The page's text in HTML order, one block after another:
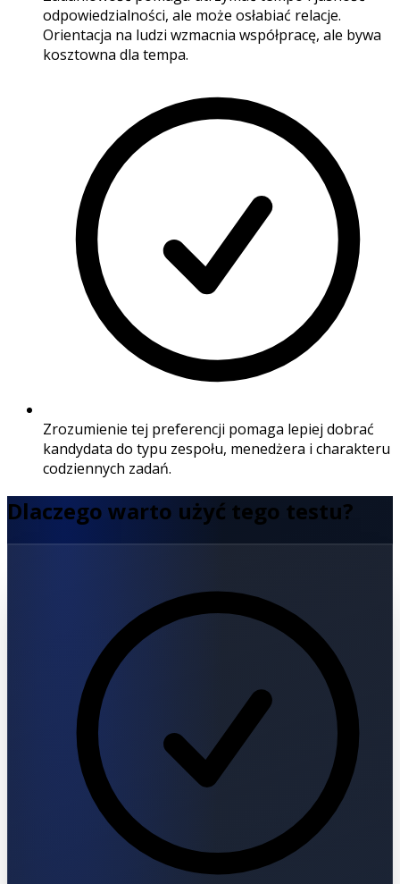
odpowiedzialności, ale może osłabiać relacje.
Orientacja na ludzi wzmacnia współpracę, ale bywa
kosztowna dla tempa.
Zrozumienie tej preferencji pomaga lepiej dobrać
kandydata do typu zespołu, menedżera i charakteru
codziennych zadań.
Dlaczego warto użyć tego testu?